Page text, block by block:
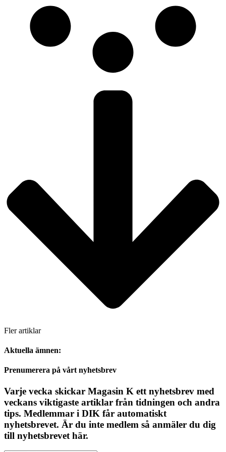
Fler artiklar
Aktuella ämnen:
Prenumerera på vårt nyhetsbrev
Varje vecka skickar Magasin K ett nyhetsbrev med
veckans viktigaste artiklar från tidningen och andra
tips. Medlemmar i DIK får automatiskt
nyhetsbrevet. Är du inte medlem så anmäler du dig
till nyhetsbrevet här.